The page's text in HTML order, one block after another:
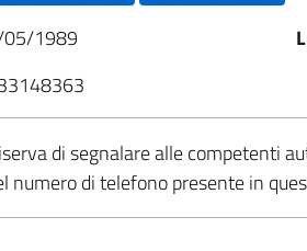
1989
scheda - new tab)
di segnalare alle competenti
numero di telefono presente in